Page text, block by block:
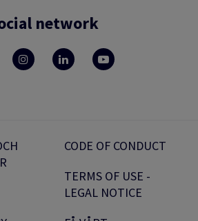
network
CODE OF CONDUCT
TERMS OF USE -
LEGAL NOTICE